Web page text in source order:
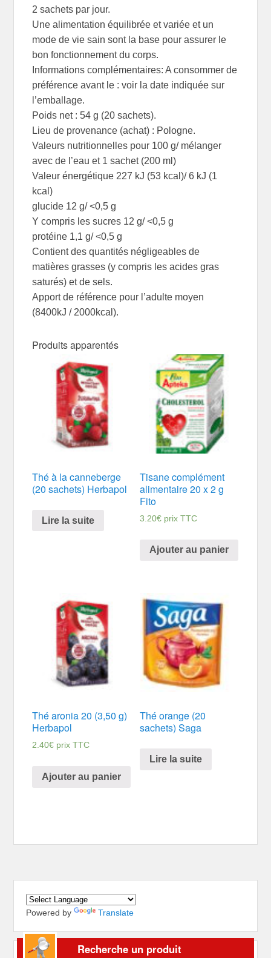
2 sachets par jour.
Une alimentation équilibrée et variée et un
mode de vie sain sont la base pour assurer le
bon fonctionnement du corps.
Informations complémentaires: A consommer de
préférence avant le : voir la date indiquée sur
l’emballage.
Poids net : 54 g (20 sachets).
Lieu de provenance (achat) : Pologne.
Valeurs nutritionnelles pour 100 g/ mélanger
avec de l’eau et 1 sachet (200 ml)
Valeur énergétique 227 kJ (53 kcal)/ 6 kJ (1
kcal)
glucide 12 g/ <0,5 g
Y compris les sucres 12 g/ <0,5 g
protéine 1,1 g/ <0,5 g
Contient des quantités négligeables de
matières grasses (y compris les acides gras
saturés) et de sels.
Apport de référence pour l’adulte moyen
(8400kJ / 2000kcal).
Produits apparentés
Thé à la canneberge
(20 sachets) Herbapol
Lire la suite
Tisane complément
alimentaire 20 x 2 g
Fito
3.20€ prix TTC
Ajouter au panier
Thé aronia 20 (3,50 g)
Herbapol
2.40€ prix TTC
Ajouter au panier
Thé orange (20
sachets) Saga
Lire la suite
Powered by Translate
Recherche un produit